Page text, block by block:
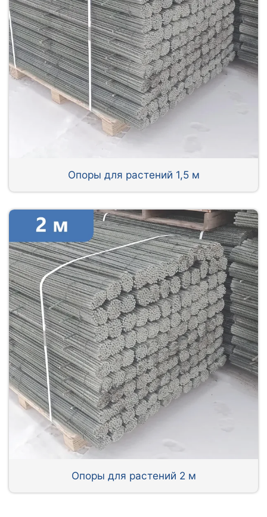
Опоры для растений 1,5 м
Опоры для растений 2 м